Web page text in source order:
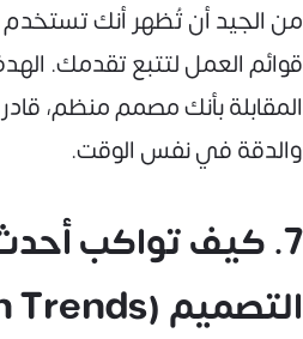
من الجيد أن تُظهر أنك تستخدم
قوائم العمل لتتبع تقدمك.
المقابلة بأنك مصمم منظم،
والدقة في نفس الوقت.
7. كيف تواكب
التصميم (Design Trends)؟